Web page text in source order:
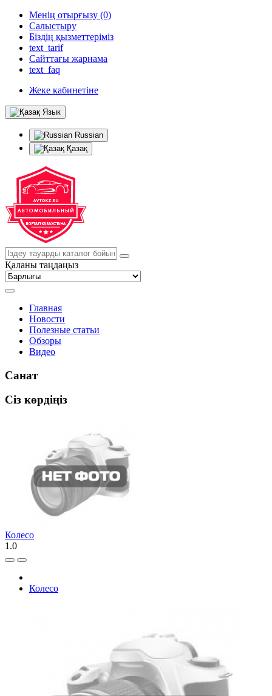
Менің отырғызу (0)
Салыстыру
Біздің қызметтеріміз
text_tarif
Сайттағы жарнама
text_faq
Жеке кабинетіне
Язык
Russian
Қазақ
Қаланы таңдаңыз
Главная
Новости
Полезные статьи
Обзоры
Видео
Санат
Сіз көрдіңіз
Колесо
1.0
Колесо